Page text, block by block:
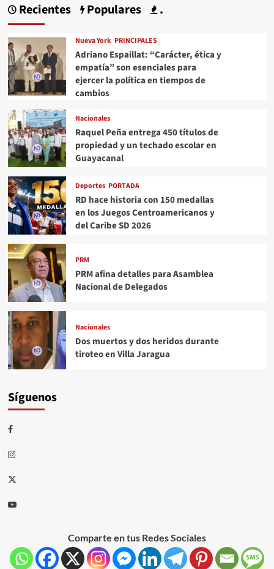
Recientes Populares .
Nueva York PRINCIPALES
Adriano Espaillat: “Carácter, ética y
empatía” son esenciales para
ejercer la política en tiempos de
cambios
Nacionales
Raquel Peña entrega 450 títulos de
propiedad y un techado escolar en
Guayacanal
Deportes PORTADA
RD hace historia con 150 medallas
en los Juegos Centroamericanos y
del Caribe SD 2026
PRM
PRM afina detalles para Asamblea
Nacional de Delegados
Nacionales
Dos muertos y dos heridos durante
tiroteo en Villa Jaragua
Síguenos
Comparte en tus Redes Sociales